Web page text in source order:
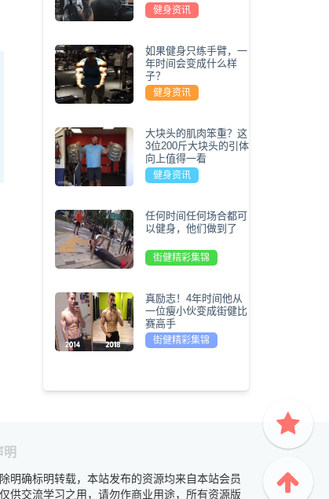
健身资讯
如果健身只练手臂，一
年时间会变成什么样
子？
健身资讯
大块头的肌肉笨重？这
3位200斤大块头的引体
向上值得一看
健身资讯
任何时间任何场合都可
以健身，他们做到了
街健精彩集锦
真励志！4年时间他从
一位瘦小伙变成街健比
赛高手
街健精彩集锦
明
明确标明转载，本站发布的资源均来自本站会员
供交流学习之用，请勿作商业用途，所有资源版